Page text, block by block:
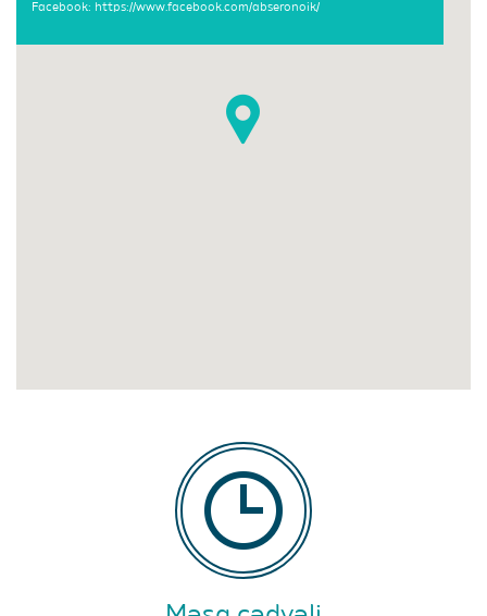
Facebook: https://www.facebook.com/abseronoik/